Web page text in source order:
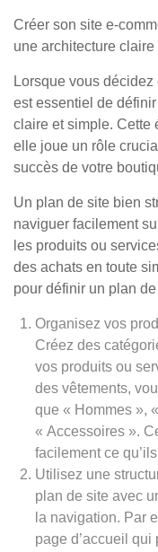
Créer son site e-
une architecture
Lorsque vous décidez
est essentiel de
claire et simple. Cette
elle joue un rôle
succès de votre
Un plan de site bien
naviguer facilement
les produits ou
des achats en toute
pour définir un plan
Organisez vos
Créez des
vos produits ou
des vêtements,
que « Hommes »,
« Accessoires ».
facilement ce
Utilisez une
plan de site avec
la navigation. Par
page d’accueil